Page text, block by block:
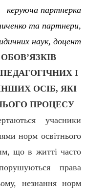
керуюча партнерка
та партнери,
наук, доцент
І
ОСІБ, ЯКІ
ПРОЦЕСУ
учасники
норм освітнього
що в житті часто
права
незнання норм